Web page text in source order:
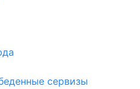
сервизы